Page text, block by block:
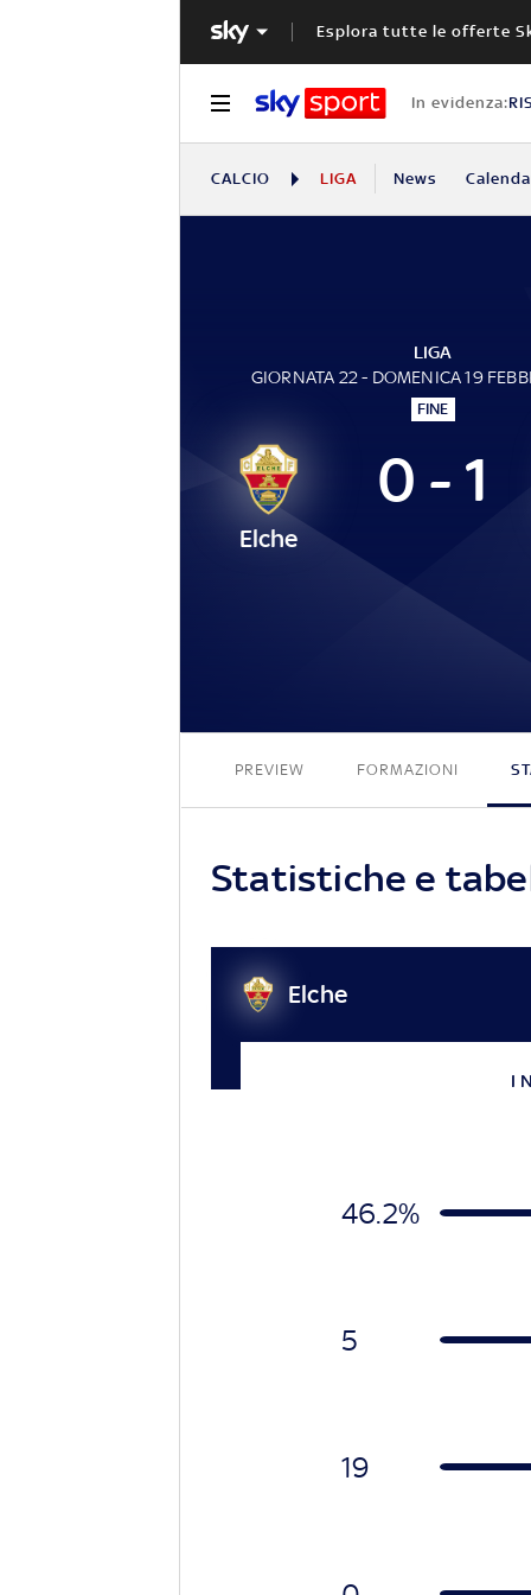
Esplora tutte le offerte
In evidenza:
CALCIO LIGA News
LIGA
GIORNATA 22 - DOMENICA 19
FINE
Elche
0 - 1
PREVIEW FORMAZIONI
Statistiche e
Elche
I
46.2%
5
19